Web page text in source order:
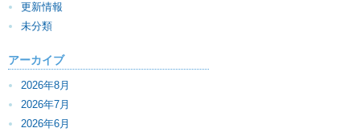
更新情報
未分類
アーカイブ
2026年8月
2026年7月
2026年6月